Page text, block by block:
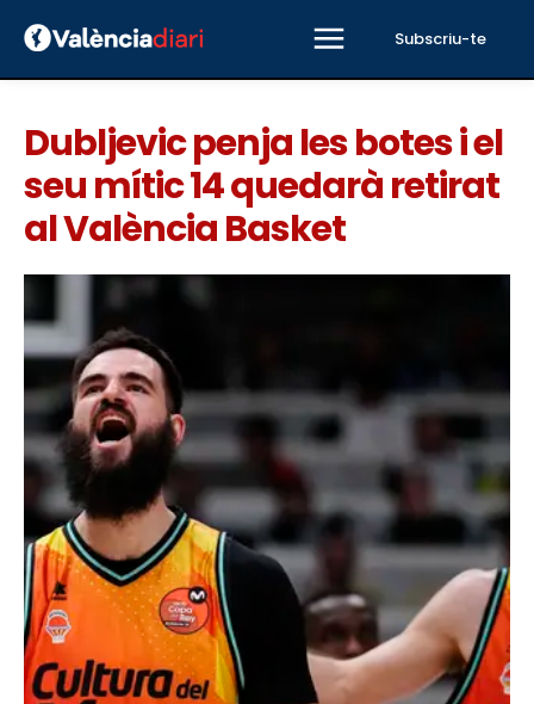
Subscriu-te
Dubljevic penja les botes i el
seu mític 14 quedarà retirat
al València Basket